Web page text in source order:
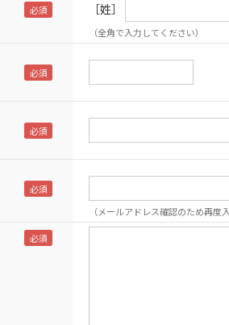
［姓］
（全角で入力してください）
（メールアドレス確認のため再度